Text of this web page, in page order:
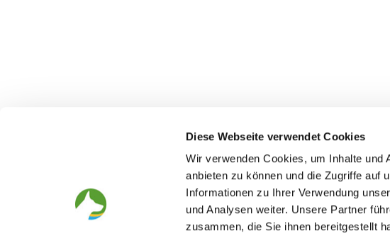
Diese Webseite verwendet Cookies
Wir verwenden Cookies, um Inhalte und
anbieten zu können und die Zugriffe auf
Informationen zu Ihrer Verwendung
und Analysen weiter. Unsere Partner
zusammen, die Sie ihnen bereitgestellt
The German Shepherd
Everything about the breed
Breeding and upbringing
The Club
Structur
SV magazine